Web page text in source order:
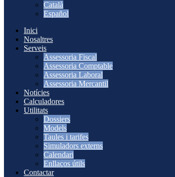
Català
Español
Inici
Nosaltres
Serveis
Assessoria Fiscal
Assessoria Comptable
Assessoria Laboral
Assessoria Mercantil
Notícies
Calculadores
Utilitats
Dossiers
Models
Taules i tarifes
Simuladors externs
Calendari
Enllaços útils
Contactar